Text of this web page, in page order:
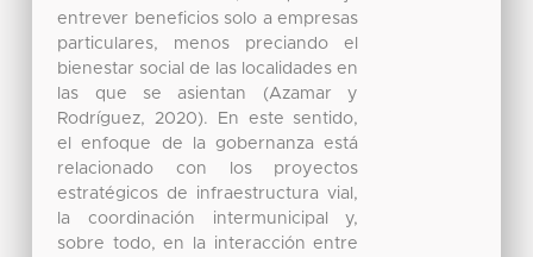
entrever beneficios solo a empresas
particulares, menos preciando el
bienestar social de las localidades en
las que se asientan (Azamar y
Rodríguez, 2020). En este sentido,
el enfoque de la gobernanza está
relacionado con los proyectos
estratégicos de infraestructura vial,
la coordinación intermunicipal y,
sobre todo, en la interacción entre